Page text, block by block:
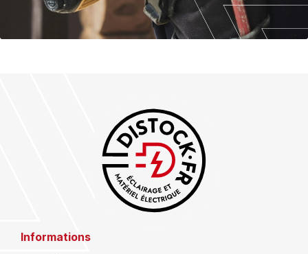
Informations